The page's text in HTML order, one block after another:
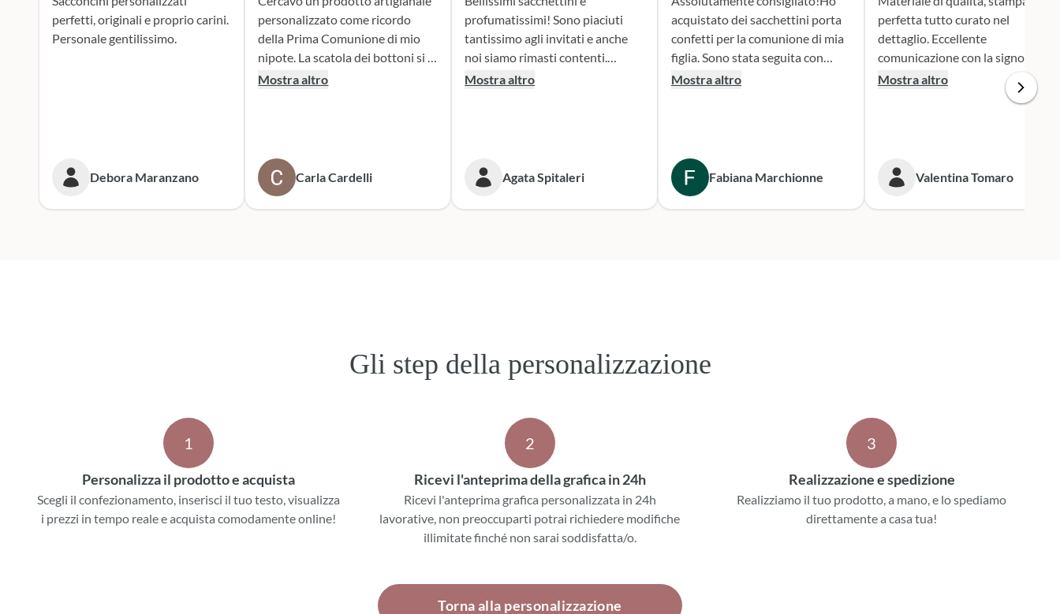
perfetti, originali e proprio carini.
Personale gentilissimo.
Debora Maranzano
personalizzato come ricordo
della Prima Comunione di mio
nipote. La scatola dei bottoni si è
rivelata la scelta perfetta. Il
tenero e accattivante e ne sono
entusiasta. Mi rivolgerò
sicuramente a loro per le
Mostra altro
Carla Cardelli
profumatissimi! Sono piaciuti
tantissimo agli invitati e anche
noi siamo rimasti contenti.
Consigliato!
Mostra altro
Agata Spitaleri
acquistato dei sacchettini porta
confetti per la comunione di mia
figlia. Sono stata seguita con
attenzione e serietà nella scelta e
Consegna puntualissima
secondo i tempi stabiliti.
Sicuramente mi rivolgerò a loro
Mostra altro
Fabiana Marchionne
perfetta tutto curato nel
dettaglio. Eccellente
comunicazione con la signora
Silvia per qualsiasi cambiamento
nella produzione e nel dare
Mostra altro
Valentina Tomaro
Gli step della personalizzazione
1
Personalizza il prodotto e acquista
Scegli il confezionamento, inserisci il tuo testo, visualizza
i prezzi in tempo reale e acquista comodamente online!
2
Ricevi l'anteprima della grafica in 24h
Ricevi l'anteprima grafica personalizzata in 24h
lavorative, non preoccuparti potrai richiedere modifiche
illimitate finché non sarai soddisfatta/o.
3
Realizzazione e spedizione
Realizziamo il tuo prodotto, a mano, e lo spediamo
direttamente a casa tua!
Torna alla personalizzazione